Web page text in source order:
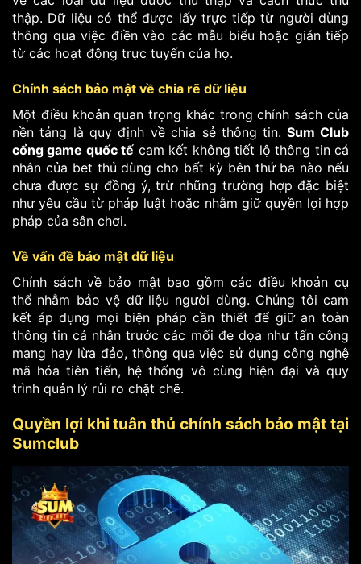
thập. Dữ liệu có thể được lấy trực tiếp từ người dùng
thông qua việc điền vào các mẫu biểu hoặc gián tiếp
từ các hoạt động trực tuyến của họ.
Chính sách bảo mật về chia rẽ dữ liệu
Một điều khoản quan trọng khác trong chính sách của
nền tảng là quy định về chia sẻ thông tin. Sum Club
cổng game quốc tế cam kết không tiết lộ thông tin cá
nhân của bet thủ dùng cho bất kỳ bên thứ ba nào nếu
chưa được sự đồng ý, trừ những trường hợp đặc biệt
như yêu cầu từ pháp luật hoặc nhằm giữ quyền lợi hợp
pháp của sân chơi.
Về vấn đề bảo mật dữ liệu
Chính sách về bảo mật bao gồm các điều khoản cụ
thể nhằm bảo vệ dữ liệu người dùng. Chúng tôi cam
kết áp dụng mọi biện pháp cần thiết để giữ an toàn
thông tin cá nhân trước các mối đe dọa như tấn công
mạng hay lừa đảo, thông qua việc sử dụng công nghệ
mã hóa tiên tiến, hệ thống vô cùng hiện đại và quy
trình quản lý rủi ro chặt chẽ.
Quyền lợi khi tuân thủ chính sách bảo mật tại
Sumclub